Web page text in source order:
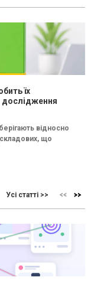
їх
дослідження
відносно
складових, що
Усі статті >>